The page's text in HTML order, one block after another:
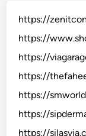
https://
https://
https://
https://
https://
https://
https://